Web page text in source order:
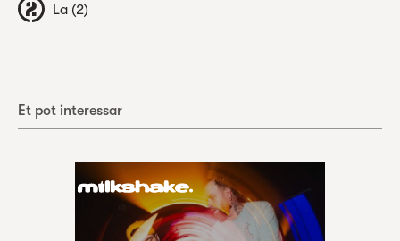
La (2)
Et pot interessar